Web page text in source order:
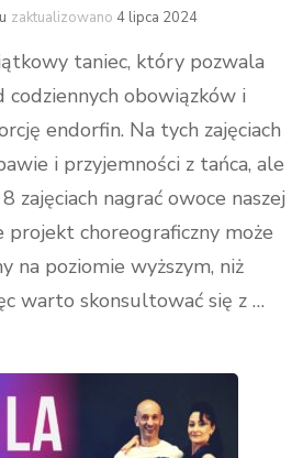
zaktualizowano 4 lipca 2024
taniec, który pozwala
codziennych obowiązków i
endorfin. Na tych zajęciach
i przyjemności z tańca, ale
zajęciach nagrać owoce naszej
projekt choreograficzny może
na poziomie wyższym, niż
warto skonsultować się z …